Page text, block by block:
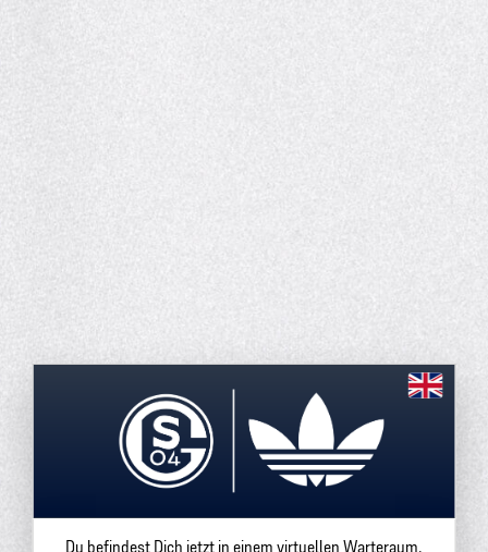
Du befindest Dich jetzt in einem virtuellen Warteraum.